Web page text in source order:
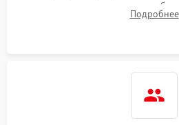
подсветки и индикаторов
источников сигнала дляПодробнее